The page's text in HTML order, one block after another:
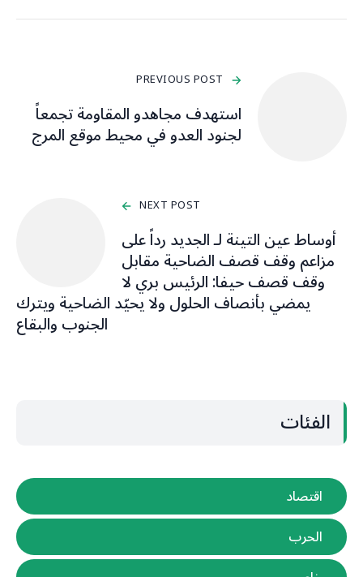
PREVIOUS POST
استهدف مجاهدو المقاومة تجمعاً
لجنود العدو في محيط موقع المرج
NEXT POST
أوساط ‎عين التينة لـ ‎الجديد رداً على
مزاعم وقف قصف الضاحية مقابل
وقف قصف حيفا: الرئيس بري لا
يمضي بأنصاف الحلول ولا يحيّد الضاحية ويترك
الجنوب والبقاع
الفئات
اقتصاد
الحرب